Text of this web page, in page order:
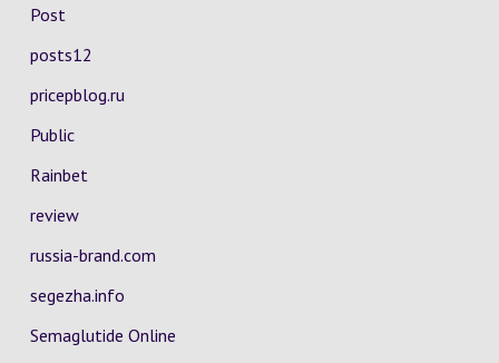
Post
posts12
pricepblog.ru
Public
Rainbet
review
russia-brand.com
segezha.info
Semaglutide Online